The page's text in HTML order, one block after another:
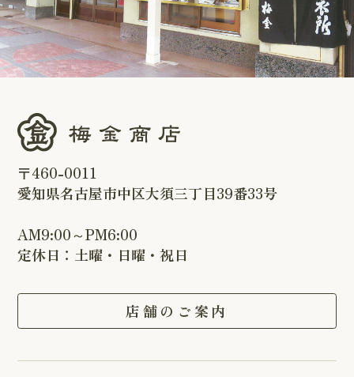
〒460-0011
愛知県名古屋市中区大須三丁目39番33号
AM9:00～PM6:00
定休日：土曜・日曜・祝日
店舗のご案内